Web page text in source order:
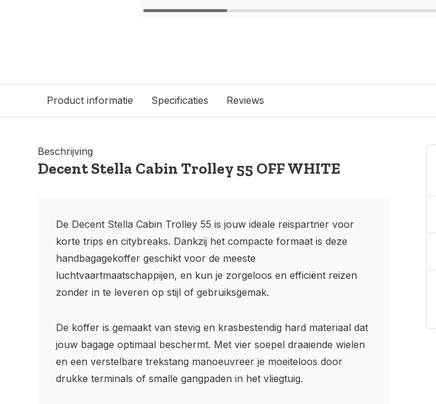
Product informatie Specificaties Reviews
Beschrijving
Decent Stella Cabin Trolley 55 OFF WHITE
De Decent Stella Cabin Trolley 55 is jouw ideale reispartner voor
korte trips en citybreaks. Dankzij het compacte formaat is deze
handbagagekoffer geschikt voor de meeste
luchtvaartmaatschappijen, en kun je zorgeloos en efficiënt reizen
zonder in te leveren op stijl of gebruiksgemak.
De koffer is gemaakt van stevig en krasbestendig hard materiaal dat
jouw bagage optimaal beschermt. Met vier soepel draaiende wielen
en een verstelbare trekstang manoeuvreer je moeiteloos door
drukke terminals of smalle gangpaden in het vliegtuig.